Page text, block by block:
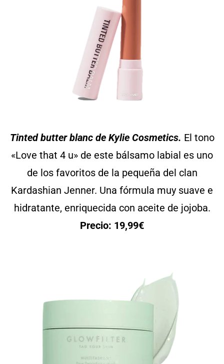
Tinted butter blanc de Kylie Cosmetics. El tono
«Love that 4 u» de este bálsamo labial es uno
de los favoritos de la pequeña del clan
Kardashian Jenner. Una fórmula muy suave e
hidratante, enriquecida con aceite de jojoba.
Precio: 19,99€